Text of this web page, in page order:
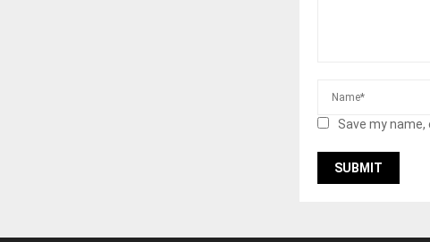
Save my